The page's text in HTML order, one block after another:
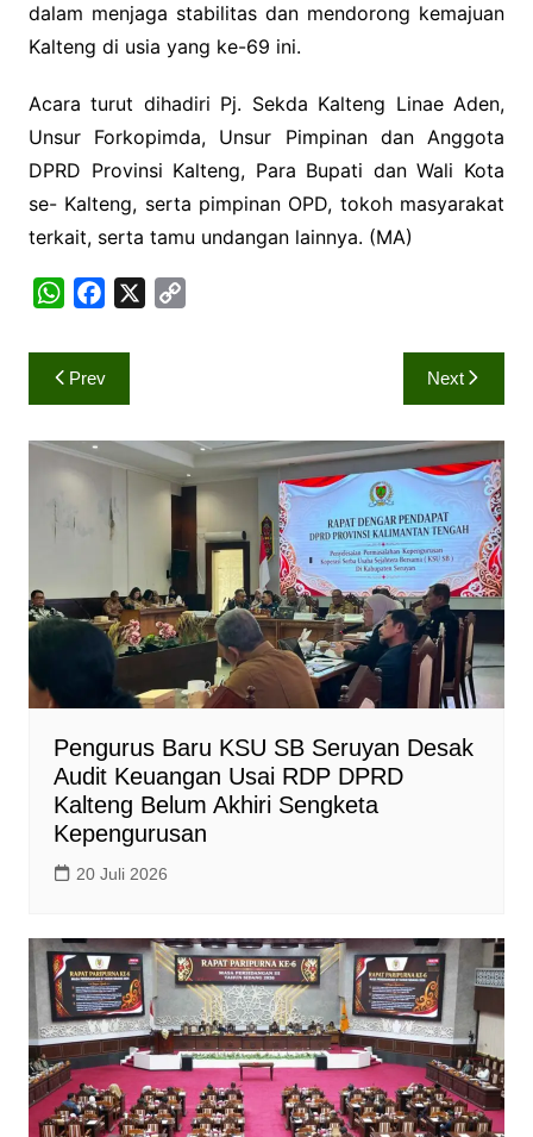
dalam menjaga stabilitas dan mendorong kemajuan
Kalteng di usia yang ke-69 ini.
Acara turut dihadiri Pj. Sekda Kalteng Linae Aden,
Unsur Forkopimda, Unsur Pimpinan dan Anggota
DPRD Provinsi Kalteng, Para Bupati dan Wali Kota
se- Kalteng, serta pimpinan OPD, tokoh masyarakat
terkait, serta tamu undangan lainnya. (MA)
W
a
t
A
p
c
e
o
k
i
n
Navigasi
pos
Prev Next
Pengurus Baru KSU SB Seruyan Desak
Audit Keuangan Usai RDP DPRD
Kalteng Belum Akhiri Sengketa
Kepengurusan
20 Juli 2026